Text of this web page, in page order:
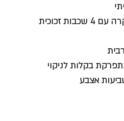
ISO FRONT DOOR דלת קרה עם 4 שכבות זכוכית
אצבע